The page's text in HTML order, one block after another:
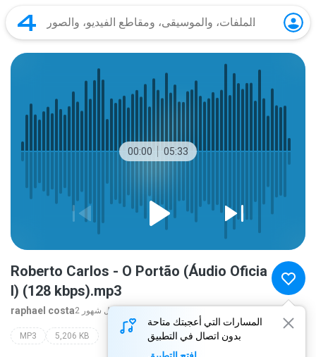
00:00 05:33
المسارات التي أعجبتك متاحة
بدون اتصال في التطبيق
Roberto Carlos - O Portão (Áudio Oficia
l) (128 kbps).mp3
raphael costa 2 قبل شهور
MP3 5,206 KB